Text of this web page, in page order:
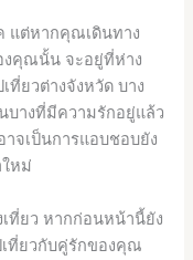
แต่หากคุณเดินทาง
งคุณนั้น จะอยู่ที่ห่าง
ที่ยวต่างจังหวัด บาง
บางที่มีความรักอยู่แล้ว
จเป็นการแอบชอบยัง
หม่
ที่ยว หากก่อนหน้านี้ยัง
เที่ยวกับคู่รักของคุณ